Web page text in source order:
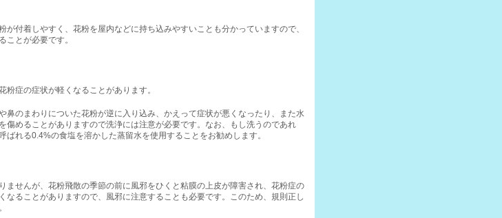
が付着しやすく、花粉を屋内などに持ち込みやすいことも分かっていますので、
ことが必要です。
粉症の症状が軽くなることがあります。
鼻のまわりについた花粉が逆に入り込み、かえって症状が悪くなったり、また水
傷めることがありますので洗浄には注意が必要です。なお、もし洗うのであれ
ばれる0.4%の食塩を溶かした蒸留水を使用することをお勧めします。
ませんが、花粉飛散の季節の前に風邪をひくと粘膜の上皮が障害され、花粉症の
なることがありますので、風邪に注意することも必要です。このため、規則正し